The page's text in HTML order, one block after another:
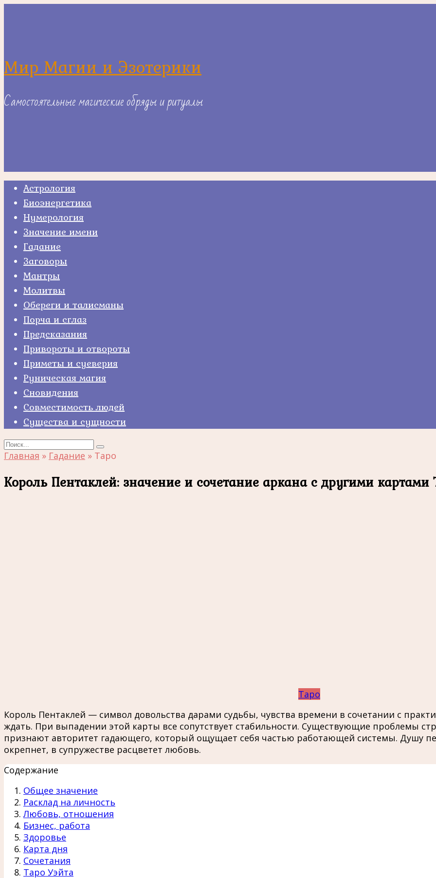
Мир Магии и Эзотерики
Самостоятельные магические обряды и ритуалы
Астрология
Биоэнергетика
Нумерология
Значение имени
Гадание
Заговоры
Мантры
Молитвы
Обереги и талисманы
Порча и сглаз
Предсказания
Привороты и отвороты
Приметы и суеверия
Руническая магия
Сновидения
Совместимость людей
Существа и сущности
Search
for:
Главная » Гадание » Таро
Король Пентаклей: значение и сочетание аркана с другими картами
Таро
Король Пентаклей — символ довольства дарами судьбы, чувства времени в сочетании с
ждать. При выпадении этой карты все сопутствует стабильности. Существующие проблемы
признают авторитет гадающего, который ощущает себя частью работающей системы. Душу
окрепнет, в супружестве расцветет любовь.
Содержание
Общее значение
Расклад на личность
Любовь, отношения
Бизнес, работа
Здоровье
Карта дня
Сочетания
Таро Уэйта